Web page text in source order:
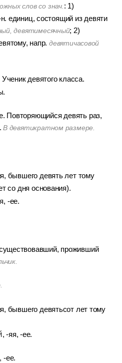
слов со знач. : 1)
единиц, состоящий из девяти
девятимесячный; 2)
напр.девятичасовой
Ученик девятого класса.
Повторяющийся девять раз,
В девятикратном размере.
бывшего девять лет тому
со дня основания).
-ее.
проживший
бывшего девятьсот лет тому
, -яя, -ее.
-ее.